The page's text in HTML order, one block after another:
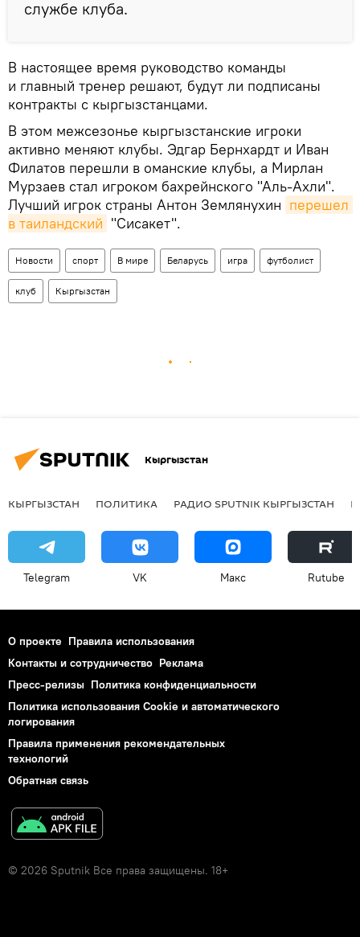
службе клуба.
В настоящее время руководство команды
и главный тренер решают, будут ли подписаны
контракты с кыргызстанцами.
В этом межсезонье кыргызстанские игроки
активно меняют клубы. Эдгар Бернхардт и Иван
Филатов перешли в оманские клубы, а Мирлан
Мурзаев стал игроком бахрейнского "Аль-Ахли".
Лучший игрок страны Антон Землянухин перешел
в таиландский "Сисакет".
Новости спорт В мире Беларусь игра футболист
клуб Кыргызстан
Кыргызстан
КЫРГЫЗСТАН ПОЛИТИКА РАДИО SPUTNIK КЫРГЫЗСТАН
Telegram VK Макс Rutube
О проекте Правила использования
Контакты и сотрудничество Реклама
Пресс-релизы Политика конфиденциальности
Политика использования Cookie и автоматического
логирования
Правила применения рекомендательных
технологий
Обратная связь
© 2026 Sputnik Все права защищены. 18+